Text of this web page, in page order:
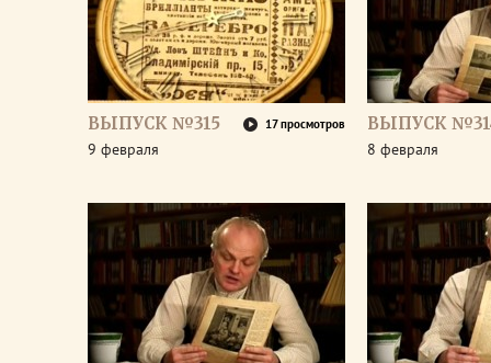
ВЫПУСК №315 17 просмотров
9 февраля
ВЫПУСК
8 февраля